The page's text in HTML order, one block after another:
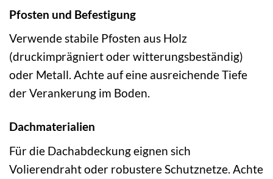
Pfosten und Befestigung
Verwende stabile Pfosten aus Holz
(druckimprägniert oder witterungsbeständig)
oder Metall. Achte auf eine ausreichende Tiefe
der Verankerung im Boden.
Dachmaterialien
Für die Dachabdeckung eignen sich
Volierendraht oder robustere Schutznetze. Achte